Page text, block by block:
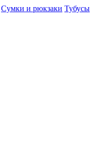
Сумки и рюкзаки Тубусы